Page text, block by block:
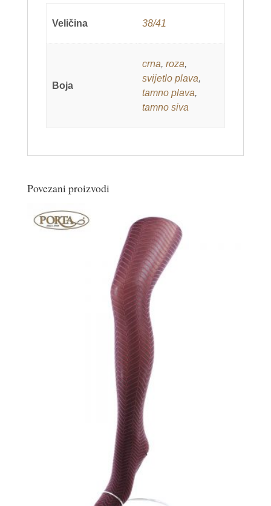
Veličina 38/41
Boja
crna,roza,
svijetlo plava,
tamno plava,
tamno siva
Povezani proizvodi